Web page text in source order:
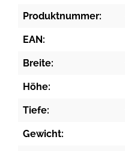
Produktnummer:
EAN:
Breite:
Höhe:
Tiefe:
Gewicht: